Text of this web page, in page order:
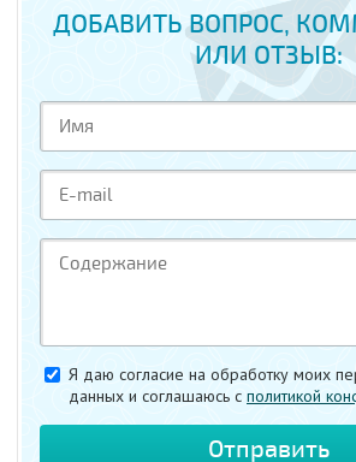
ДОБАВИТЬ ВОПРОС,
ИЛИ ОТЗЫВ:
Я даю согласие на обработку моих
данных и соглашаюсь c политикой